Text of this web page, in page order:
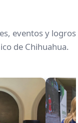
eventos y logros
de Chihuahua.